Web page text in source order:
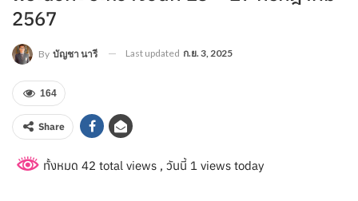
2567
By บัญชา นารี Last updated ก.ย. 3, 2025
164
Share
ทั้งหมด 42 total views , วันนี้ 1 views today